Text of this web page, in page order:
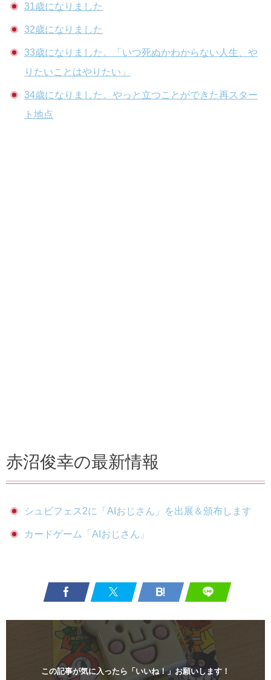
31歳になりました
32歳になりました
33歳になりました。「いつ死ぬかわからない人生、や
りたいことはやりたい」
34歳になりました。やっと立つことができた再スター
ト地点
赤沼俊幸の最新情報
シュピフェス2に「AIおじさん」を出展＆頒布します
カードゲーム「AIおじさん」
この記事が気に入ったら「いいね！」お願いします！